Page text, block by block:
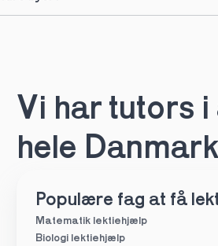
Vi har tutors i
hele Danmark
Populære fag at få
Matematik lektiehjælp
Biologi lektiehjælp